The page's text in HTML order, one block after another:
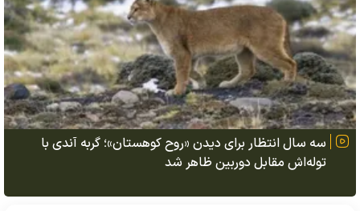
سه سال انتظار برای دیدن «روح کوهستان»؛ گربه آندی با
توله‌اش مقابل دوربین ظاهر شد